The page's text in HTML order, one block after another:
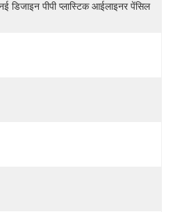
डिजाइन पीपी प्लास्टिक आईलाइनर पेंसिल